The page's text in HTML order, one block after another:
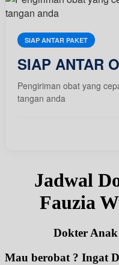
SIAP ANTAR PAKET
SIAP ANTAR
Pengiriman obat yang
tangan anda
Jadwal
Fauzia
Dokter
Mau berobat ? Ingat